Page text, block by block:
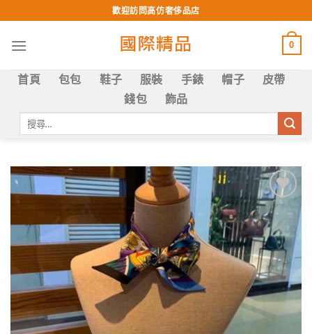
to
content
歡迎訪問高仿奢侈品店
0
首頁 包包 鞋子 服裝 手錶 帽子
皮帶
錢包
飾品
字:
Add to
wishlist